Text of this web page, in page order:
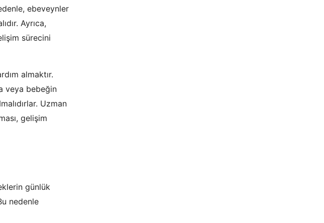
ebeveynler
Ayrıca,
sürecini
almaktır.
veya bebeğin
Uzman
gelişim
günlük
nedenle